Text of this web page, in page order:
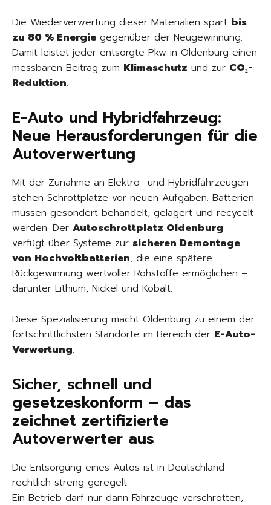
Die Wiederverwertung dieser Materialien spart bis
zu 80 % Energie gegenüber der Neugewinnung.
Damit leistet jeder entsorgte Pkw in Oldenburg einen
messbaren Beitrag zum Klimaschutz und zur CO₂-
Reduktion.
E-Auto und Hybridfahrzeug:
Neue Herausforderungen für die
Autoverwertung
Mit der Zunahme an Elektro- und Hybridfahrzeugen
stehen Schrottplätze vor neuen Aufgaben. Batterien
müssen gesondert behandelt, gelagert und recycelt
werden. Der Autoschrottplatz Oldenburg
verfügt über Systeme zur sicheren Demontage
von Hochvoltbatterien, die eine spätere
Rückgewinnung wertvoller Rohstoffe ermöglichen –
darunter Lithium, Nickel und Kobalt.
Diese Spezialisierung macht Oldenburg zu einem der
fortschrittlichsten Standorte im Bereich der E-Auto-
Verwertung.
Sicher, schnell und
gesetzeskonform – das
zeichnet zertifizierte
Autoverwerter aus
Die Entsorgung eines Autos ist in Deutschland
rechtlich streng geregelt.
Ein Betrieb darf nur dann Fahrzeuge verschrotten,